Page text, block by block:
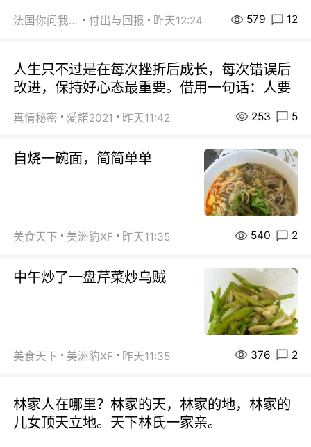
法国你问我答 付出与回报 昨天12:24 579 12
人生只不过是在每次挫折后成长，每次错误后
改进，保持好心态最重要。借用一句话：人要
真情秘密 愛諾2021 昨天11:42 253 5
自烧一碗面，简简单单
美食天下 美洲豹XF 昨天11:35 540 2
中午炒了一盘芹菜炒乌贼
美食天下 美洲豹XF 昨天11:35 376 2
林家人在哪里？林家的天，林家的地，林家的
儿女顶天立地。天下林氏一家亲。